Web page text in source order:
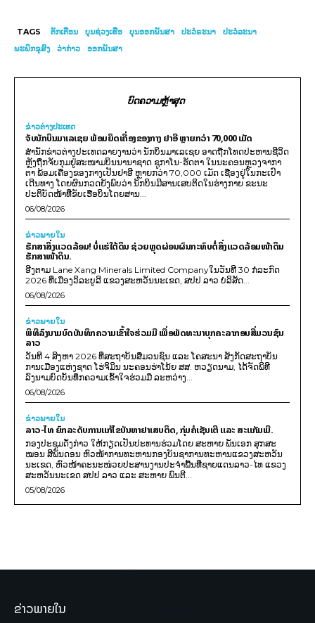
TAGS ຕັກເຕືອນ ບຸນຊ່ວງເຮືອ ບຸນອອກພັນສາ ປະວໍຣະນາ
ປະວໍລະນາ
ພະພິກຂຸສົງ
ວ່າກ່າວ ອອກພັນສາ
ບົດຄວາມຫຼ້າສຸດ
ຂ່າວຕ່າງປະເທດ
ຈັບນັກບິນມາເລເຊຍ ພ້ອມຍຶດເຄື່ອງຂອງກາງ ຢາອີ ຫຼາຍກວ່າ 70,000 ເມັດ
ສຳນັກຂ່າວຕ່າງປະເທດລາຍງານວ່າ ນັກບິນມາເລເຊຍ ອາດຖືກໂທດປະຫານຊີວິດ
ຫຼັງຖືກຈັບກຸມຢູ່ສະໜາມບິນນານາຊາດ ຊູກາໂນ-ຮັດຕາ ໃນນະຄອນຫຼວງຈາກາ
ຕາ ພ້ອມເຄື່ອງຂອງກາງເປັນຢາອີ ຫຼາຍກວ່າ 70,000 ເມັດ ເຊື່ອງຢູ່ໃນກະເປົາ
ເດີນທາງ ໂດຍຜົນກວດຍັງພົບວ່າ ນັກບິນມີສານເສບຕິດໃນຮ່າງກາຍ ຂະນະ
ປະຕິບັດໜ້າທີ່ຂັບເຮືອບິນໂດຍສານ...
06/08/2026
ຂ່າວພາຍ​ໃນ
ຮັກສາສິ່ງແວດລ້ອມ! ບໍ່ແຮ່ໃຕ້ດິນ ຊ່ວຍຫຼຸດຜ່ອນຜົນກະທົບຕໍ່ສິ່ງແວດລ້ອມໜ້າດິນ
ຮັກສາໜ້າດິນ.
ອີງຕາມ Lane Xang Minerals Limited Companyໃນວັນທີ 30 ກໍລະກົດ
2026 ທີ່ເມືອງວິລະບູລີ ແຂວງສະຫວັນນະເຂດ, ສປປ ລາວ ບໍລິສັດ...
06/08/2026
ຂ່າວພາຍ​ໃນ
ພິທີລົງນາມບົດບັນທຶກຄວາມເຂົ້າໃຈຮ່ວມມື ເພື່ອພັດທະນາບຸກຄະລາກອນສື່ມວນຊົນ
ລາວ
ວັນທີ 4 ສິງຫາ 2026 ທີ່ສະຖາບັນສື່ມວນຊົນ ແລະ ໂຄສະນາ ສັງກັດສະຖາບັນ
ການເມືອງແຫ່ງຊາດ ໂຮ່ຈິມິນ ນະຄອນຮ່າໂນ້ຍ ສສ. ຫວຽດນາມ, ໄດ້ຈັດພິທີ
ລົງນາມບົດບັນທຶກຄວາມເຂົ້າໃຈຮ່ວມມື ລະຫວ່າງ...
06/08/2026
ຂ່າວພາຍ​ໃນ
ລາວ-ໄທ ຍົກລະດັບການແກ້ໄຂບັນຫາຢາເສບຕິດ, ກຸ່ມຄໍເຊັນເຕີ ແລະ ສະແກັມເມີ.
ກອງປະຊຸມດັ່ງກ່າວ ໃຫ້ກຽດເປັນປະທານຮ່ວມໂດຍ ສະຫາຍ ພັນເອກ ສຸກສະ
ໝອນ ສີພັນດອນ ຫົວໜ້າການທະຫານກອງບັນຊາການທະຫານແຂວງສະຫວັນ
ນະເຂດ, ຫົວໜ້າຄະນະໜ່ວຍປະສານງານປະຈຳພື້ນທີ່ຊາຍແດນລາວ-ໄທ ແຂວງ
ສະຫວັນນະເຂດ ສປປ ລາວ ແລະ ສະຫາຍ ພົນຕີ...
05/08/2026
ຂ່າວພາຍໃນ